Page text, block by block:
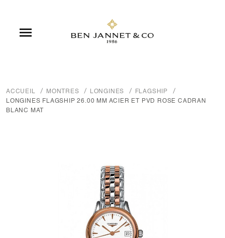

ACCUEIL MONTRES LONGINES
FLAGSHIP
LONGINES FLAGSHIP 26.00 MM ACIER ET PVD ROSE CADRAN
BLANC MAT